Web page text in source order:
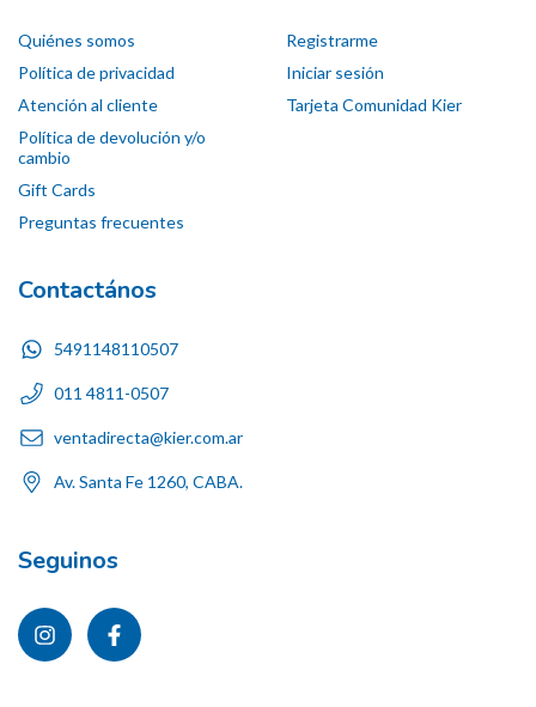
Quiénes somos
Política de privacidad
Atención al cliente
Política de devolución y/o
cambio
Gift Cards
Preguntas frecuentes
Registrarme
Iniciar sesión
Tarjeta Comunidad Kier
Contactános
5491148110507
011 4811-0507
ventadirecta@kier.com.ar
Av. Santa Fe 1260, CABA.
Seguinos